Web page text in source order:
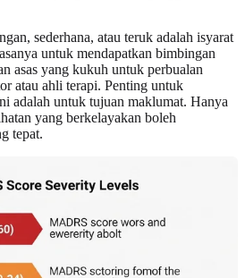
sederhana, atau teruk adalah isyarat
untuk mendapatkan bimbingan
asas yang kukuh untuk perbualan
atau ahli terapi. Penting untuk
adalah untuk tujuan maklumat. Hanya
yang berkelayakan boleh
tepat.